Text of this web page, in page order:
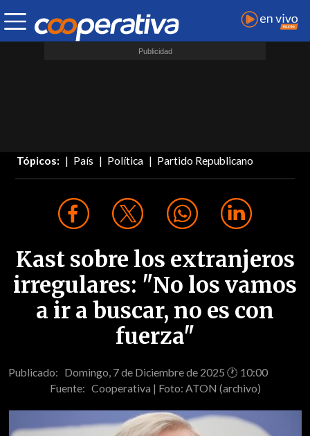
Tópicos: País Política Partido Republicano
Kast sobre los extranjeros
irregulares: "No los vamos
a ir a buscar, no es con
fuerza"
Publicado: Domingo, 7 de Diciembre de 2025 🕐 10:00
Fuente: Cooperativa | Foto: ATON (archivo)